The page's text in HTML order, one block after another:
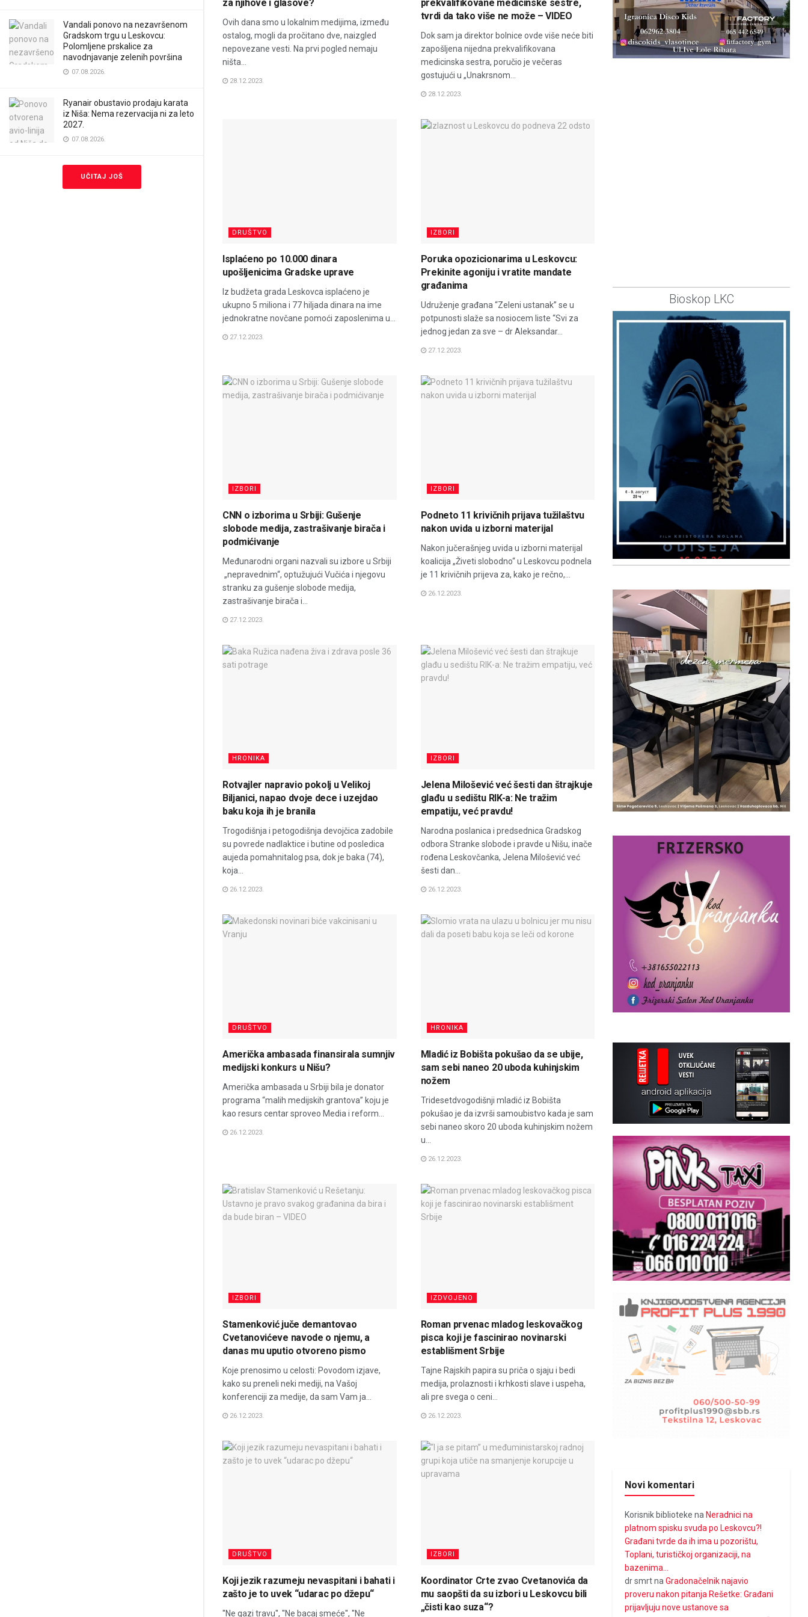
Vandali ponovo na nezavršenom
Gradskom trgu u Leskovcu:
Polomljene prskalice za
navodnjavanje zelenih površina
07.08.2026.
Ryanair obustavio prodaju karata
iz Niša: Nema rezervacija ni za leto
2027.
07.08.2026.
UČITAJ JOŠ
za njihove i glasove?
Ovih dana smo u lokalnim medijima, između
ostalog, mogli da pročitano dve, naizgled
nepovezane vesti. Na prvi pogled nemaju
ništa...
28.12.2023.
prekvalifikovane medicinske sestre,
tvrdi da tako više ne može – VIDEO
Dok sam ja direktor bolnice ovde više neće biti
zapošljena nijedna prekvalifikovana
medicinska sestra, poručio je večeras
gostujući u „Unakrsnom...
28.12.2023.
DRUŠTVO
Isplaćeno po 10.000 dinara
upošljenicima Gradske uprave
Iz budžeta grada Leskovca isplaćeno je
ukupno 5 miliona i 77 hiljada dinara na ime
jednokratne novčane pomoći zaposlenima u...
27.12.2023.
IZBORI
Poruka opozicionarima u Leskovcu:
Prekinite agoniju i vratite mandate
građanima
Udruženje građana “Zeleni ustanak” se u
potpunosti slaže sa nosiocem liste “Svi za
jednog jedan za sve – dr Aleksandar...
27.12.2023.
IZBORI
CNN o izborima u Srbiji: Gušenje
slobode medija, zastrašivanje birača i
podmićivanje
Međunarodni organi nazvali su izbore u Srbiji
„nepravednim“, optužujući Vučića i njegovu
stranku za gušenje slobode medija,
zastrašivanje birača i...
27.12.2023.
IZBORI
Podneto 11 krivičnih prijava tužilaštvu
nakon uvida u izborni materijal
Nakon jučerašnjeg uvida u izborni materijal
koalicija „Živeti slobodno“ u Leskovcu podnela
je 11 krivičnih prijeva za, kako je rečno,...
26.12.2023.
HRONIKA
Rotvajler napravio pokolj u Velikoj
Biljanici, napao dvoje dece i uzejdao
baku koja ih je branila
Trogodišnja i petogodišnja devojčica zadobile
su povrede nadlaktice i butine od posledica
aujeda pomahnitalog psa, dok je baka (74),
koja...
26.12.2023.
IZBORI
Jelena Milošević već šesti dan štrajkuje
glađu u sedištu RIK-a: Ne tražim
empatiju, već pravdu!
Narodna poslanica i predsednica Gradskog
odbora Stranke slobode i pravde u Nišu, inače
rođena Leskovčanka, Jelena Milošević već
šesti dan...
26.12.2023.
DRUŠTVO
Američka ambasada finansirala sumnjiv
medijski konkurs u Nišu?
Američka ambasada u Srbiji bila je donator
programa “malih medijskih grantova” koju je
kao resurs centar sproveo Media i reform...
26.12.2023.
HRONIKA
Mladić iz Bobišta pokušao da se ubije,
sam sebi naneo 20 uboda kuhinjskim
nožem
Tridesetdvogodišnji mladić iz Bobišta
pokušao je da izvrši samoubistvo kada je sam
sebi naneo skoro 20 uboda kuhinjskim nožem
u...
26.12.2023.
IZBORI
Stamenković juče demantovao
Cvetanovićeve navode o njemu, a
danas mu uputio otvoreno pismo
Koje prenosimo u celosti: Povodom izjave,
kako su preneli neki mediji, na Vašoj
konferenciji za medije, da sam Vam ja...
26.12.2023.
IZDVOJENO
Roman prvenac mladog leskovačkog
pisca koji je fascinirao novinarski
establišment Srbije
Tajne Rajskih papira su priča o sjaju i bedi
medija, prolaznosti i krhkosti slave i uspeha,
ali pre svega o ceni...
26.12.2023.
DRUŠTVO
Koji jezik razumeju nevaspitani i bahati i
zašto je to uvek “udarac po džepu“
''Ne gazi travu'', ''Ne bacaj smeće'', ''Ne
IZBORI
Koordinator Crte zvao Cvetanovića da
mu saopšti da su izbori u Leskovcu bili
„čisti kao suza“?
Bioskop LKC
Novi komentari
Korisnik biblioteke na Neradnici na
platnom spisku svuda po Leskovcu?!
Građani tvrde da ih ima u pozorištu,
Toplani, turističkoj organizaciji, na
bazenima…
dr smrtnaGradonačelnik najavio
proveru nakon pitanja Rešetke: Građani
prijavljuju nove ustanove sa